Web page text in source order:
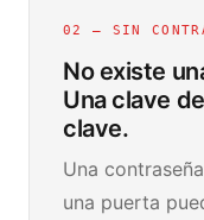
02 — SIN
No existe
Una clave
clave.
Una
una puerta